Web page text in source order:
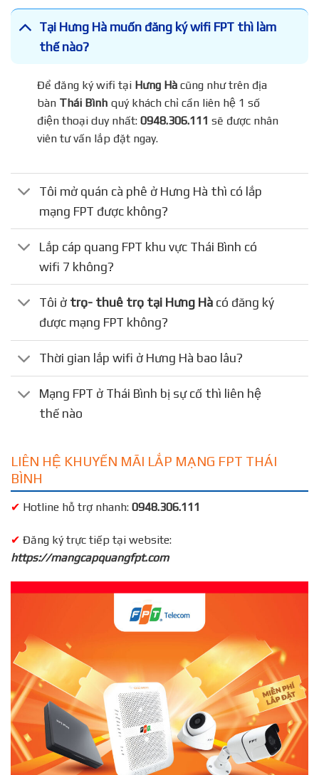
Tại Hưng Hà muốn đăng ký wifi FPT thì làm
thế nào?
Để đăng ký wifi tạiHưng Hàcũng như trên địa
bànThái Bìnhquý khách chỉ cần liên hệ 1 số
điện thoại duy nhất:0948.306.111 sẽ được nhân
viên tư vấn lắp đặt ngay.
Tôi mở quán cà phê ở Hưng Hà thì có lắp
mạng FPT được không?
Lắp cáp quang FPT khu vực Thái Bình có
wifi 7 không?
Tôi ở trọ- thuê trọ tại Hưng Hà có đăng ký
được mạng FPT không?
Thời gian lắp wifi ở Hưng Hà bao lâu?
Mạng FPT ở Thái Bình bị sự cố thì liên hệ
thế nào
LIÊN HỆ KHUYẾN MÃI LẮP MẠNG FPT THÁI
BÌNH
✔ Hotline hỗ trợ nhanh: 0948.306.111
✔ Đăng ký trực tiếp tại website:
https://mangcapquangfpt.com